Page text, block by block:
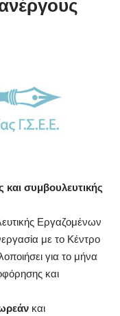
συμβουλευτικής
Εργαζομένων
με το Κέντρο
για το μήνα
και
και